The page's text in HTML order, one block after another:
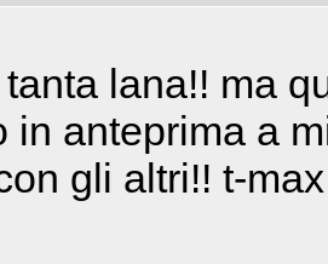
lana!! ma
in anteprima a
gli altri!! t-